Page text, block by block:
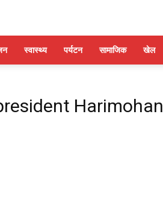
स्वास्थ्य पर्यटन सामाजिक खेल
Harimohan